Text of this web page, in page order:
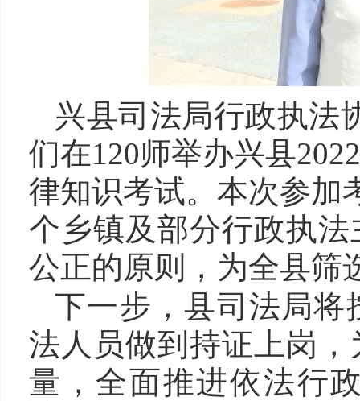
兴县司法局行政执
们在120师举办兴县
律知识考试。本次参加
个乡镇及部分行政执
公正的原则，为全县筛
下一步，县司法局将
法人员做到持证上岗
量，全面推进依法行